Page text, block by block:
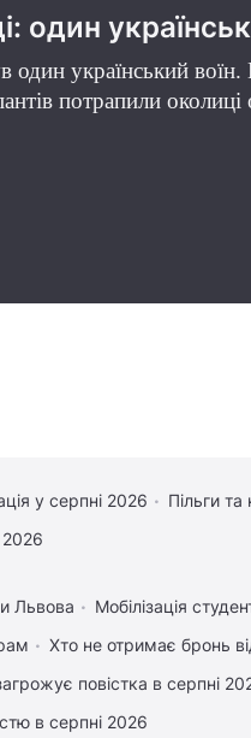
один
український воїн.
потрапили околиці
у серпні 2026 Пільги
2026
Львова Мобілізація
Хто не отримає бронь
повістка в серпні
в серпні 2026